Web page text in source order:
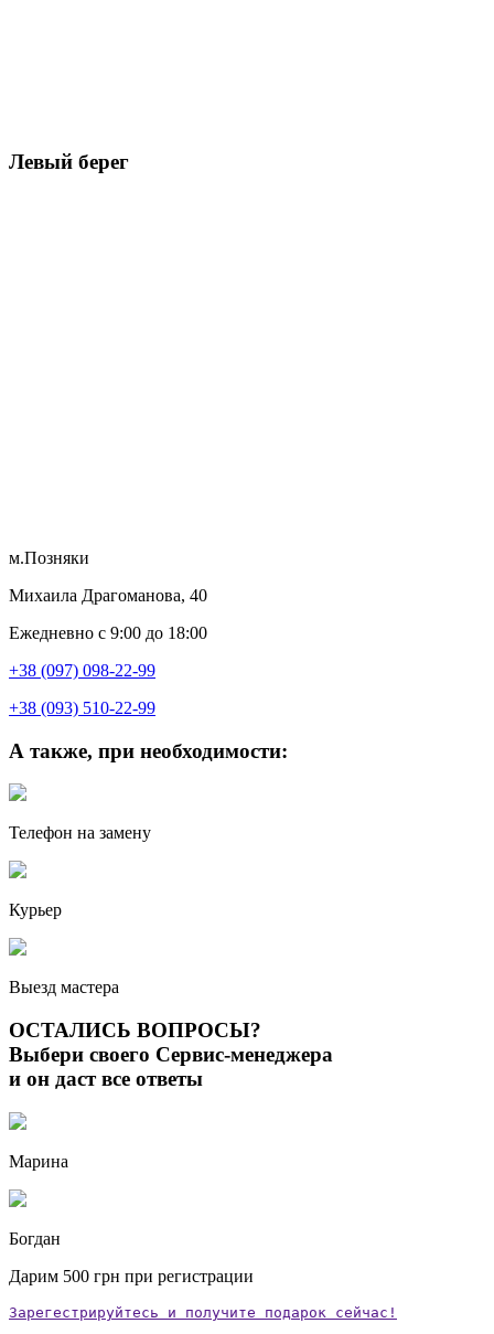
Левый берег
м.Позняки
Михаила Драгоманова, 40
Ежедневно с 9:00 до 18:00
+38 (097) 098-22-99
+38 (093) 510-22-99
А также, при необходимости:
Телефон на замену
Курьер
Выезд мастера
ОСТАЛИСЬ ВОПРОСЫ?
Выбери своего Сервис-менеджера
и он даст все ответы
Марина
Богдан
Дарим 500 грн при регистрации
Зарегестрируйтесь и получите подарок сейчас!